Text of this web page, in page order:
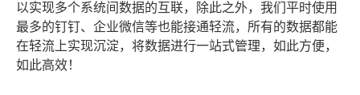
以实现多个系统间数据的互联，除此之外，我们平时使用
最多的钉钉、企业微信等也能接通轻流，所有的数据都能
在轻流上实现沉淀，将数据进行一站式管理，如此方便，
如此高效！